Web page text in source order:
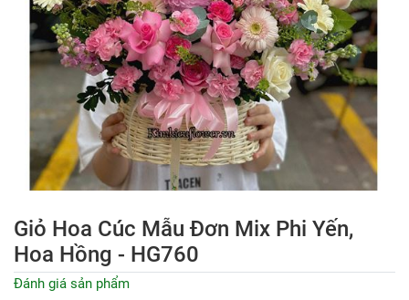
Giỏ Hoa Cúc Mẫu Đơn Mix Phi Yến,
Hoa Hồng - HG760
Đánh giá sản phẩm